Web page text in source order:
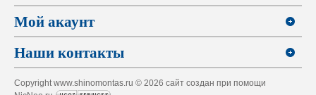
Мой акаунт
Наши контакты
Copyright www.shinomontas.ru © 2026 сайт создан при помощи